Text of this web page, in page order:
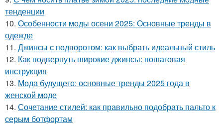
тенденции
10. Особенности моды осени 2025: Основные тренды в
одежде
11. Джинсы с подворотом: как выбрать идеальный стиль
12. Как подвернуть широкие джинсы: пошаговая
инструкция
13. Мода будущего: основные тренды 2025 года в
женской моде
14. Сочетание стилей: как правильно подобрать пальто к
серым ботфортам